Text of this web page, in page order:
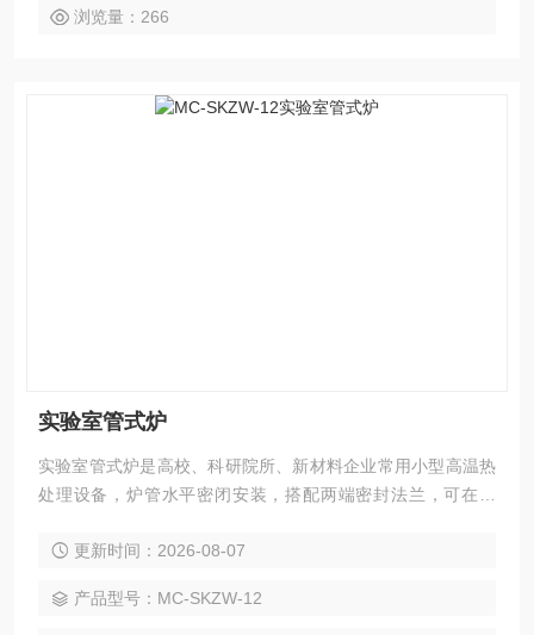
浏览量：266
实验室管式炉
实验室管式炉是高校、科研院所、新材料企业常用小型高温热
处理设备，炉管水平密闭安装，搭配两端密封法兰，可在空
更新时间：2026-08-07
产品型号：MC-SKZW-12